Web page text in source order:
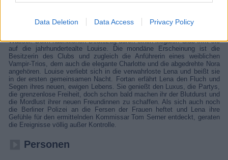
Data Deletion Data Access Privacy Policy
Wasser. Beim nächtlichen Beutezug durch einen illegalen Club trifft sie
auf die jahrhundertealte Louise. Die mondäne Erscheinung ist die
Besitzerin des Clubs und zugleich die Anführerin eines weiblichen
Vampir-Trios, dem auch die elegante Charlotte und die abgedrehte Nora
angehören. Louise verliebt sich in die verwahrloste Lena und beißt sie
in der ersten gemeinsamen Nacht. Fortan erfährt Lena den Fluch und
Segen ihres neuen, ewigen Lebens. Sie genießt den Luxus, die Partys,
die grenzenlose Freiheit, doch schon bald machen ihr der Blutdurst und
die Mordlust ihrer neuen Freundinnen zu schaffen. Als sich auch noch
die Berliner Polizei an die Fersen der Frauen heftet und Lena ihre
Gefühle für den ermittelnden Kommissar Tom Serner entdeckt, geraten
die Ereignisse völlig außer Kontrolle.
Personen